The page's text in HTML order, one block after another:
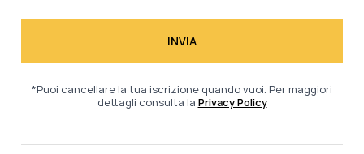
*Puoi cancellare la tua iscrizione quando vuoi. Per maggiori
dettagli consulta la Privacy Policy